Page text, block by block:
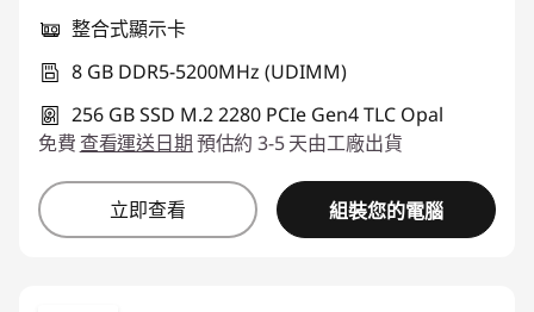
整合式顯示卡
8 GB DDR5-5200MHz (UDIMM)
256 GB SSD M.2 2280 PCIe Gen4 TLC Opal
免費 查看運送日期預估約 3-5 天由工廠出貨
立即查看 組裝您的電腦